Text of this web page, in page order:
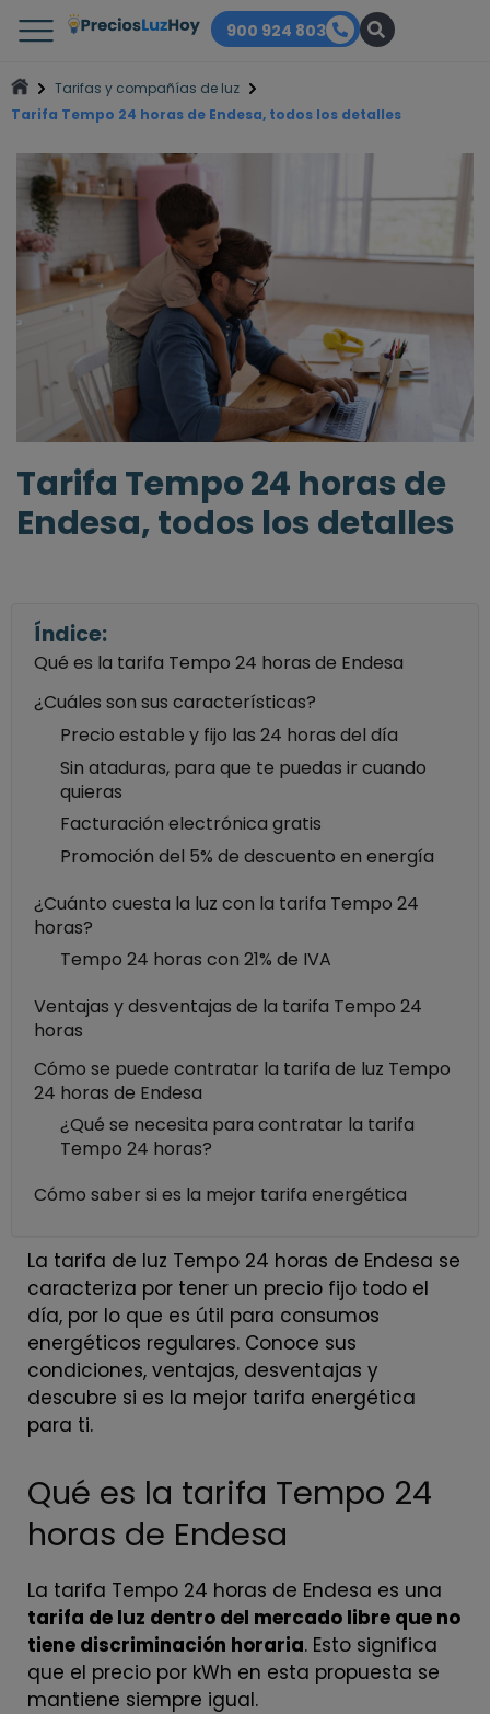
900 924 803
Tarifas y compañías de luz
Tarifa Tempo 24 horas de Endesa, todos los detalles
Tarifa Tempo 24 horas de
Endesa, todos los detalles
Índice:
Qué es la tarifa Tempo 24 horas de Endesa
¿Cuáles son sus características?
Precio estable y fijo las 24 horas del día
Sin ataduras, para que te puedas ir cuando
quieras
Facturación electrónica gratis
Promoción del 5% de descuento en energía
¿Cuánto cuesta la luz con la tarifa Tempo 24
horas?
Tempo 24 horas con 21% de IVA
Ventajas y desventajas de la tarifa Tempo 24
horas
Cómo se puede contratar la tarifa de luz Tempo
24 horas de Endesa
¿Qué se necesita para contratar la tarifa
Tempo 24 horas?
Cómo saber si es la mejor tarifa energética
La tarifa de luz Tempo 24 horas de Endesa se
caracteriza por tener un precio fijo todo el
día, por lo que es útil para consumos
energéticos regulares. Conoce sus
condiciones, ventajas, desventajas y
descubre si es la mejor tarifa energética
para ti.
Qué es la tarifa Tempo 24
horas de Endesa
La tarifa Tempo 24 horas de Endesa es una
tarifa de luz dentro del mercado libre que no
tiene discriminación horaria. Esto significa
que el precio por kWh en esta propuesta se
mantiene siempre igual.